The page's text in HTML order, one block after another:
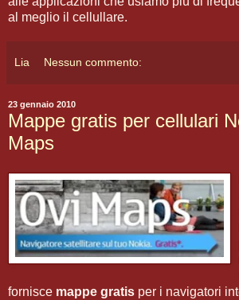
al meglio il cellullare.
Lia Nessun commento:
23 gennaio 2010
Mappe gratis per cellulari
Maps
fornisce mappe gratis per i navigatori